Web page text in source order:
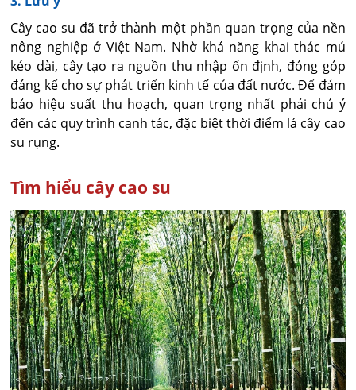
Cây cao su đã trở thành một phần quan trọng của nền
nông nghiệp ở Việt Nam. Nhờ khả năng khai thác mủ
kéo dài, cây tạo ra nguồn thu nhập ổn định, đóng góp
đáng kể cho sự phát triển kinh tế của đất nước. Để đảm
bảo hiệu suất thu hoạch, quan trọng nhất phải chú ý
đến các quy trình canh tác, đặc biệt thời điểm lá cây cao
su rụng.
Tìm hiểu cây cao su